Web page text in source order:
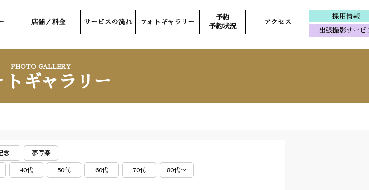
店舗／料金 サービスの流れ フォトギャラリー
予約
予約状況
アクセス
採用情報
出張撮影サービ
PHOTO GALLERY
トギャラリー
念 夢写楽
40代 50代 60代 70代 80代～